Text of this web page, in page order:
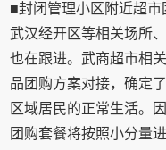
■封闭管理小区附近超
武汉经开区等相关场所
也在跟进。武商超市相
品团购方案对接，确定
区域居民的正常生活。
团购套餐将按照小分量进